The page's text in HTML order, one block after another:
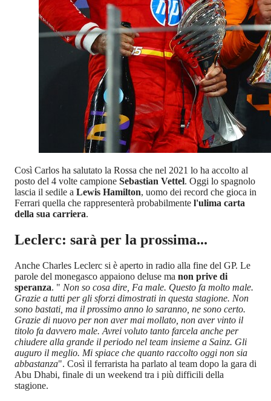
Così Carlos ha salutato la Rossa che nel 2021 lo ha accolto al
posto del 4 volte campione Sebastian Vettel. Oggi lo spagnolo
lascia il sedile a Lewis Hamilton, uomo dei record che gioca in
Ferrari quella che rappresenterà probabilmente l'ulima carta
della sua carriera.
Leclerc: sarà per la prossima...
Anche Charles Leclerc si è aperto in radio alla fine del GP. Le
parole del monegasco appaiono deluse ma non prive di
speranza. " Non so cosa dire, Fa male. Questo fa molto male.
Grazie a tutti per gli sforzi dimostrati in questa stagione. Non
sono bastati, ma il prossimo anno lo saranno, ne sono certo.
Grazie di nuovo per non aver mai mollato, non aver vinto il
titolo fa davvero male. Avrei voluto tanto farcela anche per
chiudere alla grande il periodo nel team insieme a Sainz. Gli
auguro il meglio. Mi spiace che quanto raccolto oggi non sia
abbastanza". Così il ferrarista ha parlato al team dopo la gara di
Abu Dhabi, finale di un weekend tra i più difficili della
stagione.